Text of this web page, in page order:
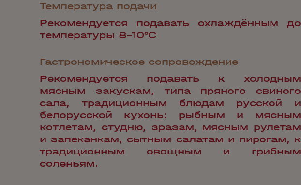
Температура подачи
Рекомендуется подавать охлаждённым до
температуры 8-10°С
Гастрономическое сопровождение
Рекомендуется подавать к холодным
мясным закускам, типа пряного свиного
сала, традиционным блюдам русской и
белорусской кухонь: рыбным и мясным
котлетам, студню, зразам, мясным рулетам
и запеканкам, сытным салатам и пирогам, к
традиционным овощным и грибным
соленьям.